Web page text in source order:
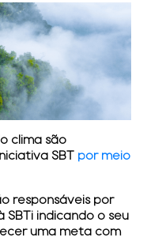
clima são
SBT por meio
responsáveis por
indicando o seu
uma meta com